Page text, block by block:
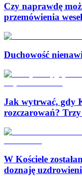
Czy naprawdę
przemówienia
Duchowość
Jak wytrwać, gdy
rozczarowań?
W Kościele
doznaję